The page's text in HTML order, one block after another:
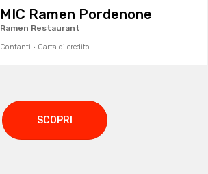
MIC Ramen Pordenone
Ramen Restaurant
Contanti · Carta di credito
SCOPRI